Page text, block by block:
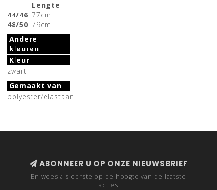
Lengte
44/46 77cm
48/50 79cm
Andere
kleuren
Kleur
zwart
Gemaakt van
polyester/elastaan
ABONNEER U OP ONZE NIEUWSBRIEF
En wees als eerste op de hoogte van de laatste
acties